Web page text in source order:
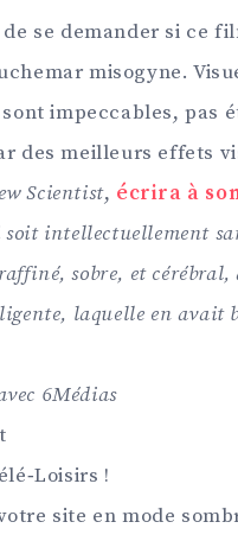
se demander si ce
misogyne.
impeccables, pas
des meilleurs effets
Scientist, écrira à
intellectuellement
sobre, et cérébral,
laquelle en avait
6Médias
!
n
site en mode